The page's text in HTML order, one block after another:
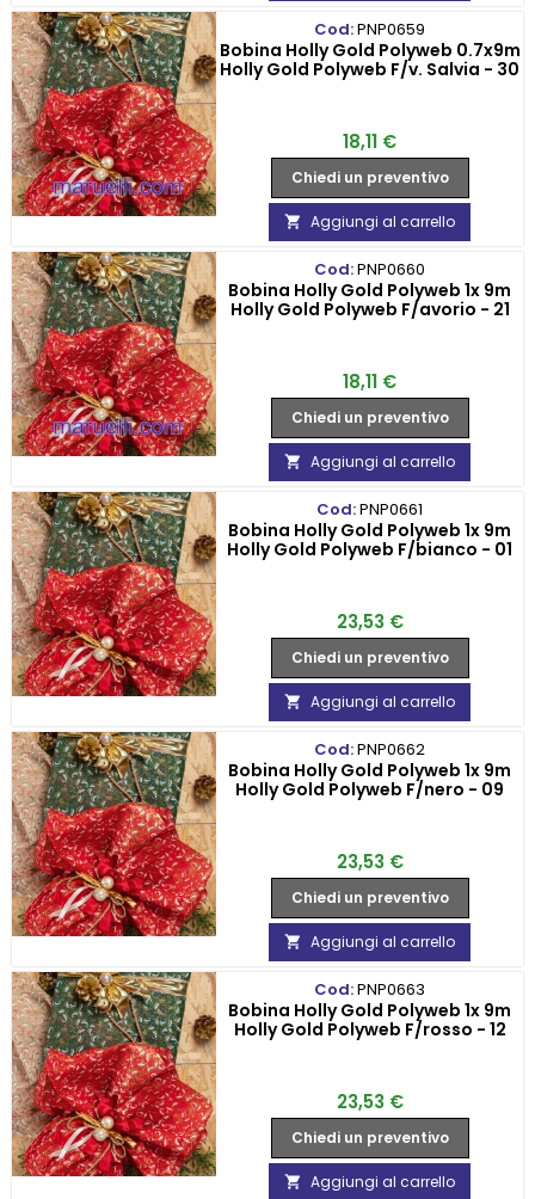
Cod:PNP0659
Bobina Holly Gold Polyweb 0.7x9m
Holly Gold Polyweb F/v. Salvia - 30
Prezzo
18,11 €
Chiedi un preventivo
 Aggiungi al carrello
Cod:PNP0660
Bobina Holly Gold Polyweb 1x 9m
Holly Gold Polyweb F/avorio - 21
Prezzo
18,11 €
Chiedi un preventivo
 Aggiungi al carrello
Cod:PNP0661
Bobina Holly Gold Polyweb 1x 9m
Holly Gold Polyweb F/bianco - 01
Prezzo
23,53 €
Chiedi un preventivo
 Aggiungi al carrello
Cod:PNP0662
Bobina Holly Gold Polyweb 1x 9m
Holly Gold Polyweb F/nero - 09
Prezzo
23,53 €
Chiedi un preventivo
 Aggiungi al carrello
Cod:PNP0663
Bobina Holly Gold Polyweb 1x 9m
Holly Gold Polyweb F/rosso - 12
Prezzo
23,53 €
Chiedi un preventivo
 Aggiungi al carrello